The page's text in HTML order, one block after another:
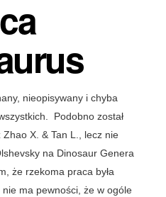
nieopisywany i chyba
Podobno został
X. & Tan L., lecz nie
na Dinosaur Genera
że rzekoma praca była
ma pewności, że w ogóle